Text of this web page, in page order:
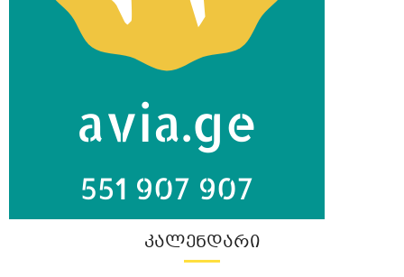
ᲙᲐᲚᲔᲜᲓᲐᲠᲘ